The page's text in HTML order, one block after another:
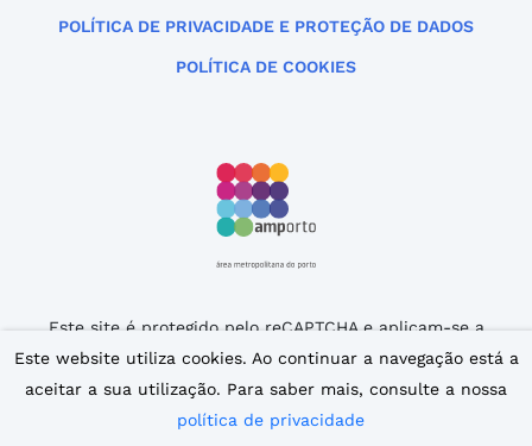
POLÍTICA DE PRIVACIDADE E PROTEÇÃO DE DADOS
POLÍTICA DE COOKIES
Este site é protegido pelo reCAPTCHA e aplicam-se a
Política de Privacidade
e os Termos de Serviço da
Google.
© 2007 – 2026 iPorto. Todos os direitos reservados.
Este website utiliza cookies. Ao continuar a navegação está a
aceitar a sua utilização. Para saber mais, consulte a nossa
política de privacidade